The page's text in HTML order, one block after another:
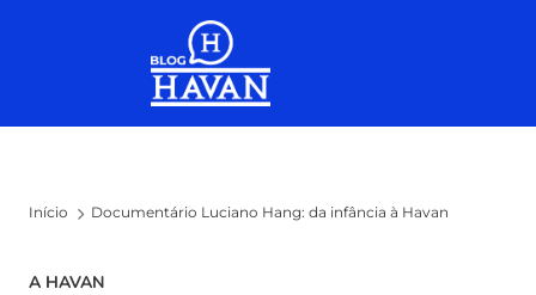
Início Documentário Luciano Hang: da infância à Havan
A HAVAN